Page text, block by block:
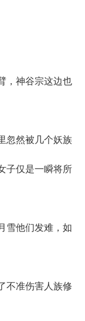
神谷宗这边也
然被几个妖族
子仅是一瞬将所
他们发难，如
准伤害人族修